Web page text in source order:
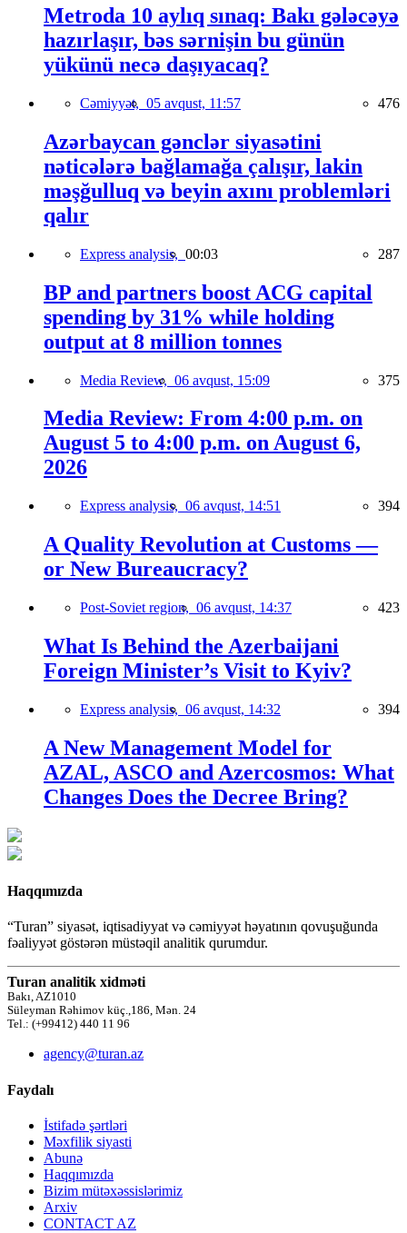
Metroda 10 aylıq sınaq: Bakı gələcəyə
hazırlaşır, bəs sərnişin bu günün
yükünü necə daşıyacaq?
Cəmiyyət, 05 avqust, 11:57 476
Azərbaycan gənclər siyasətini
nəticələrə bağlamağa çalışır, lakin
məşğulluq və beyin axını problemləri
qalır
Express analysis, 00:03 287
BP and partners boost ACG capital
spending by 31% while holding
output at 8 million tonnes
Media Review, 06 avqust, 15:09 375
Media Review: From 4:00 p.m. on
August 5 to 4:00 p.m. on August 6,
2026
Express analysis, 06 avqust, 14:51 394
A Quality Revolution at Customs —
or New Bureaucracy?
Post-Soviet region, 06 avqust, 14:37 423
What Is Behind the Azerbaijani
Foreign Minister’s Visit to Kyiv?
Express analysis, 06 avqust, 14:32 394
A New Management Model for
AZAL, ASCO and Azercosmos: What
Changes Does the Decree Bring?
Haqqımızda
“Turan” siyasət, iqtisadiyyat və cəmiyyət həyatının qovuşuğunda
fəaliyyət göstərən müstəqil analitik qurumdur.
Turan analitik xidməti
Bakı, AZ1010
Süleyman Rəhimov küç.,186, Mən. 24
Tel.: (+99412) 440 11 96
agency@turan.az
Faydalı
İstifadə şərtləri
Məxfilik siyasti
Abunə
Haqqımızda
Bizim mütəxəssislərimiz
Arxiv
CONTACT AZ